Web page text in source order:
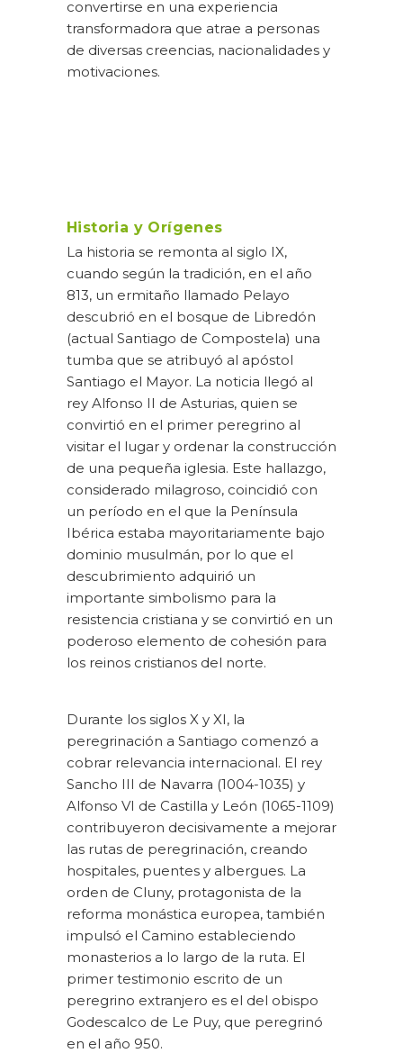
convertirse en una experiencia
transformadora que atrae a personas
de diversas creencias, nacionalidades y
motivaciones.
Historia y Orígenes
La historia se remonta al siglo IX,
cuando según la tradición, en el año
813, un ermitaño llamado Pelayo
descubrió en el bosque de Libredón
(actual Santiago de Compostela) una
tumba que se atribuyó al apóstol
Santiago el Mayor. La noticia llegó al
rey Alfonso II de Asturias, quien se
convirtió en el primer peregrino al
visitar el lugar y ordenar la construcción
de una pequeña iglesia. Este hallazgo,
considerado milagroso, coincidió con
un período en el que la Península
Ibérica estaba mayoritariamente bajo
dominio musulmán, por lo que el
descubrimiento adquirió un
importante simbolismo para la
resistencia cristiana y se convirtió en un
poderoso elemento de cohesión para
los reinos cristianos del norte.
Durante los siglos X y XI, la
peregrinación a Santiago comenzó a
cobrar relevancia internacional. El rey
Sancho III de Navarra (1004-1035) y
Alfonso VI de Castilla y León (1065-1109)
contribuyeron decisivamente a mejorar
las rutas de peregrinación, creando
hospitales, puentes y albergues. La
orden de Cluny, protagonista de la
reforma monástica europea, también
impulsó el Camino estableciendo
monasterios a lo largo de la ruta. El
primer testimonio escrito de un
peregrino extranjero es el del obispo
Godescalco de Le Puy, que peregrinó
en el año 950.